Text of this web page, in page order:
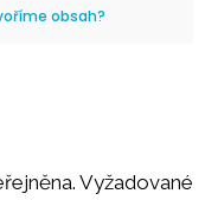
obsah?
Vyžadované